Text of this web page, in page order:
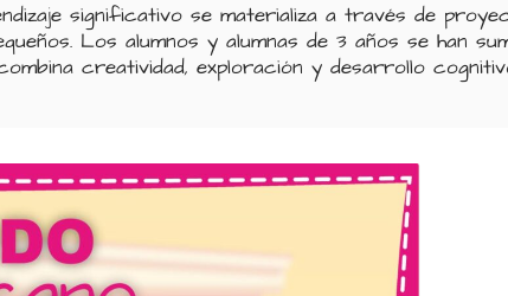
significativo se materializa a través de
Los alumnos y alumnas de 3 años se han
creatividad, exploración y desarrollo